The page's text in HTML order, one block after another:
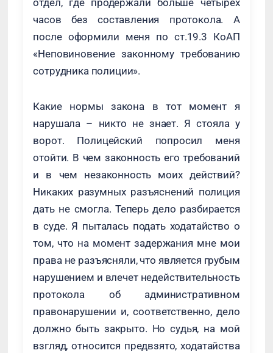
отдел, где продержали больше четырех
часов без составления протокола. А
после оформили меня по ст.19.3 КоАП
«Неповиновение законному требованию
сотрудника полиции».
Какие нормы закона в тот момент я
нарушала – никто не знает. Я стояла у
ворот. Полицейский попросил меня
отойти. В чем законность его требований
и в чем незаконность моих действий?
Никаких разумных разъяснений полиция
дать не смогла. Теперь дело разбирается
в суде. Я пыталась подать ходатайство о
том, что на момент задержания мне мои
права не разъясняли, что является грубым
нарушением и влечет недействительность
протокола об административном
правонарушении и, соответственно, дело
должно быть закрыто. Но судья, на мой
взгляд, относится предвзято, ходатайства